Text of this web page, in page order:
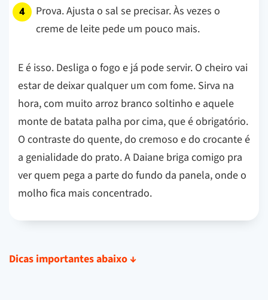
Prova. Ajusta o sal se precisar. Às vezes o
creme de leite pede um pouco mais.
E é isso. Desliga o fogo e já pode servir. O cheiro vai
estar de deixar qualquer um com fome. Sirva na
hora, com muito arroz branco soltinho e aquele
monte de batata palha por cima, que é obrigatório.
O contraste do quente, do cremoso e do crocante é
a genialidade do prato. A Daiane briga comigo pra
ver quem pega a parte do fundo da panela, onde o
molho fica mais concentrado.
Dicas importantes abaixo ↓